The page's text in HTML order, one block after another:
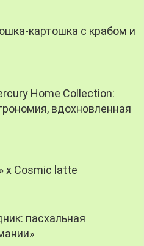
картошка с крабом и
Home Collection:
вдохновленная
х Cosmic latte
пасхальная